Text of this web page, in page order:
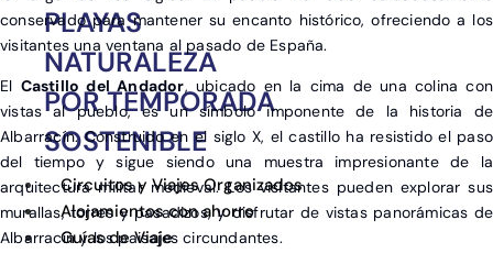
PLAYAS
NATURALEZA
POR TEMPORADA
SOSTENIBLE
Circuitos y Viajes Organizados
Alojamientos con ahorro
Guías de Viaje
conservado para mantener su encanto histórico, ofreciendo a los
visitantes una ventana al pasado de España.
El Castillo del Andador, ubicado en la cima de una colina con
vistas al pueblo, es un símbolo imponente de la historia de
Albarracín. Construido en el siglo X, el castillo ha resistido el paso
del tiempo y sigue siendo una muestra impresionante de la
arquitectura militar medieval. Los visitantes pueden explorar sus
murallas, torres y pasadizos, y disfrutar de vistas panorámicas de
Albarracín y los paisajes circundantes.